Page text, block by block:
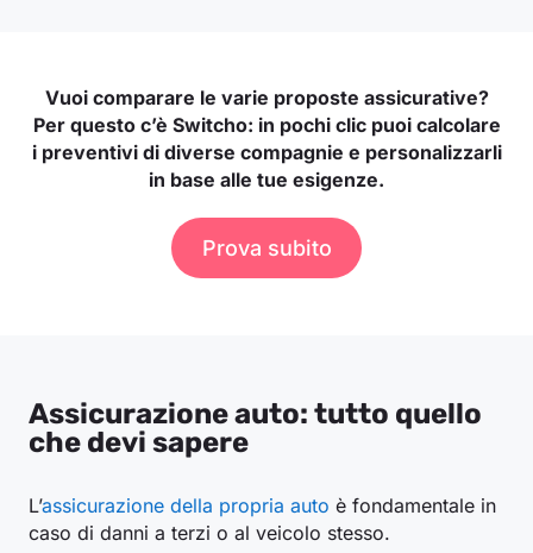
Vuoi comparare le varie proposte assicurative?
Per questo c’è Switcho: in pochi clic puoi calcolare
i preventivi di diverse compagnie e personalizzarli
in base alle tue esigenze.
Prova subito
Assicurazione auto: tutto quello
che devi sapere
L’assicurazione della propria auto è fondamentale in
caso di danni a terzi o al veicolo stesso.